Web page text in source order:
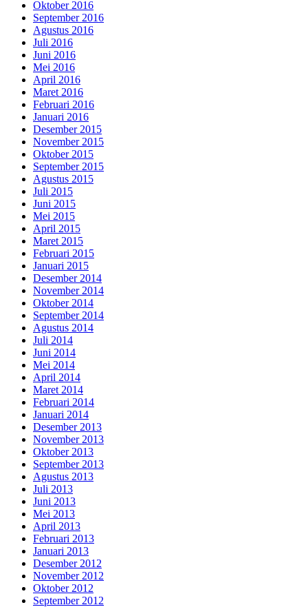
Oktober 2016
September 2016
Agustus 2016
Juli 2016
Juni 2016
Mei 2016
April 2016
Maret 2016
Februari 2016
Januari 2016
Desember 2015
November 2015
Oktober 2015
September 2015
Agustus 2015
Juli 2015
Juni 2015
Mei 2015
April 2015
Maret 2015
Februari 2015
Januari 2015
Desember 2014
November 2014
Oktober 2014
September 2014
Agustus 2014
Juli 2014
Juni 2014
Mei 2014
April 2014
Maret 2014
Februari 2014
Januari 2014
Desember 2013
November 2013
Oktober 2013
September 2013
Agustus 2013
Juli 2013
Juni 2013
Mei 2013
April 2013
Februari 2013
Januari 2013
Desember 2012
November 2012
Oktober 2012
September 2012